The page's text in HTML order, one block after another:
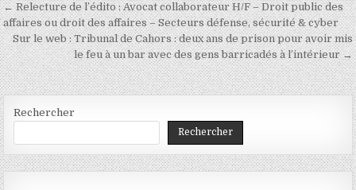
Navigation
de
l’article
← Relecture de l’édito : Avocat collaborateur H/F – Droit public des
affaires ou droit des affaires – Secteurs défense, sécurité & cyber
Sur le web : Tribunal de Cahors : deux ans de prison pour avoir mis
le feu à un bar avec des gens barricadés à l’intérieur →
Rechercher
Rechercher